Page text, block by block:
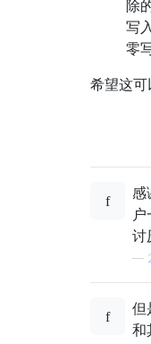
除
写
零
希望这可
感
讨
—
但
和